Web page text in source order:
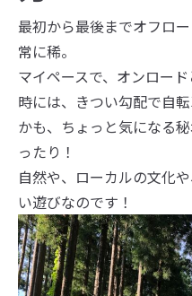
最初から最後までオフロ
常に稀。
マイペースで、オンロー
時には、きつい勾配で自
かも、ちょっと気になる
ったり！
自然や、ローカルの文化
い遊びなのです！